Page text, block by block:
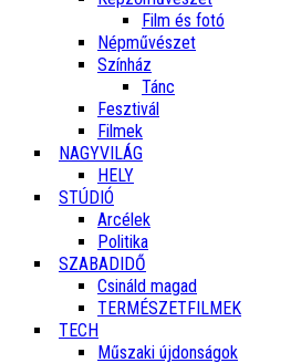
Film és fotó
Népművészet
Színház
Tánc
Fesztivál
Filmek
NAGYVILÁG
HELY
STÚDIÓ
Arcélek
Politika
SZABADIDŐ
Csináld magad
TERMÉSZETFILMEK
TECH
Műszaki újdonságok